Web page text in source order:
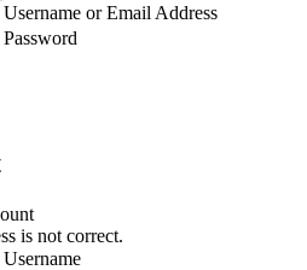
Username or Email Address
Password
is not correct.
Username